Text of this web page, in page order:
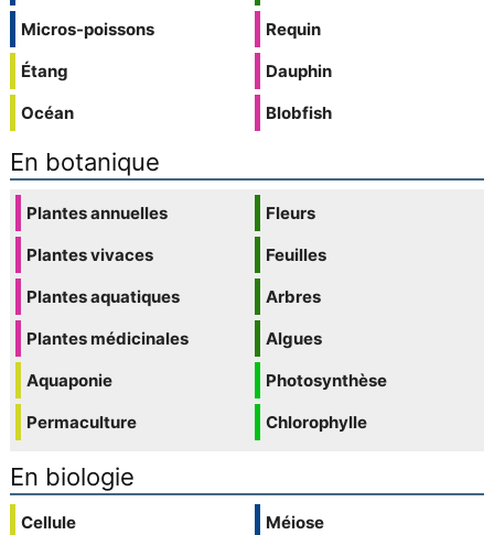
Micros-poissons
Étang
Océan
Requin
Dauphin
Blobfish
En botanique
Plantes annuelles
Plantes vivaces
Plantes aquatiques
Plantes médicinales
Aquaponie
Permaculture
Fleurs
Feuilles
Arbres
Algues
Photosynthèse
Chlorophylle
En biologie
Cellule
Méiose